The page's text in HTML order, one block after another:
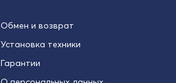
Обмен и возврат
Установка техники
Гарантии